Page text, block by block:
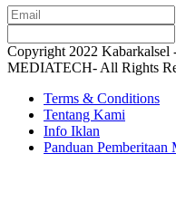
Copyright 2022
MEDIATECH- All Rights
Terms & Conditions
Tentang Kami
Info Iklan
Panduan Pemberitaan